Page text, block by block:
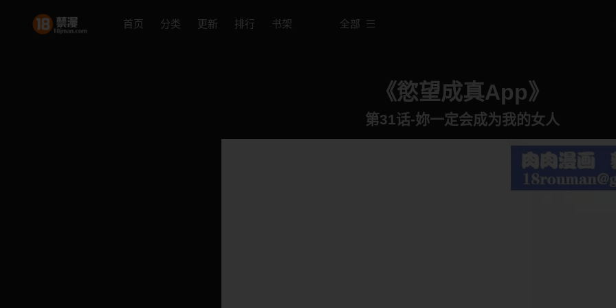
首页 分类 更新 排行 书架 全部
《慾望成真App》
第31话-妳一定会成为我的女人